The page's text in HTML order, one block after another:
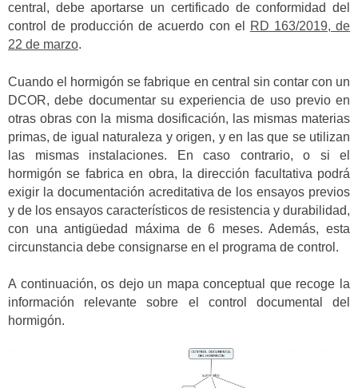
central, debe aportarse un certificado de conformidad del
control de producción de acuerdo con el
RD 163/2019, de
22 de marzo.
Cuando el hormigón se fabrique en central sin contar con un
DCOR, debe documentar su experiencia de uso previo en
otras obras con la misma dosificación, las mismas materias
primas, de igual naturaleza y origen, y en las que se utilizan
las mismas instalaciones. En caso contrario, o si el
hormigón se fabrica en obra, la dirección facultativa podrá
exigir la documentación acreditativa de los ensayos previos
y de los ensayos característicos de resistencia y durabilidad,
con una antigüedad máxima de 6 meses. Además, esta
circunstancia debe consignarse en el programa de control.
A continuación, os dejo un mapa conceptual que recoge la
información relevante sobre el control documental del
hormigón.